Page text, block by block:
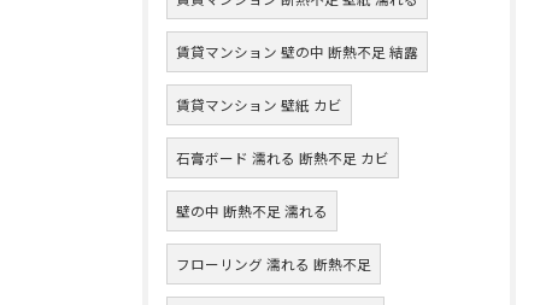
賃貸マンション 壁の中 断熱不足 結露
賃貸マンション 壁紙 カビ
石膏ボード 濡れる 断熱不足 カビ
壁の中 断熱不足 濡れる
フローリング 濡れる 断熱不足